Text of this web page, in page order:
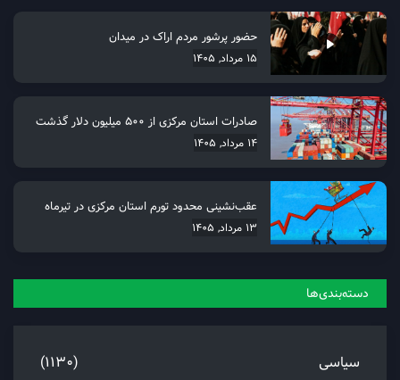
حضور پرشور مردم اراک در میدان
15 مرداد, 1405
صادرات استان مرکزی از 500 میلیون دلار گذشت
14 مرداد, 1405
عقب‌نشینی محدود تورم استان مرکزی در تیرماه
13 مرداد, 1405
دسته‌بندی‌ها
سیاسی
(1130)